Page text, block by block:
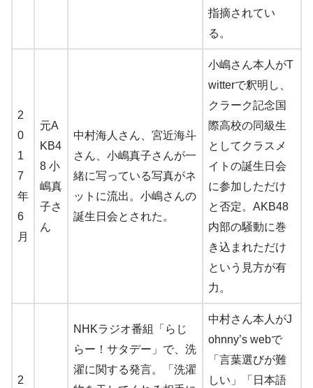
指摘されてい
る。
2
0
1
7
年
6
月
元A
KB4
8 小
嶋真
子さ
ん
中村海人さん、宮近海斗
さん、小嶋真子さんが一
緒に写っている写真がネ
ットに流出。小嶋さんの
誕生日会とされた。
小嶋さん本人がT
witterで釈明し、
クラーク記念国
際高校の同級生
としてクラスメ
イトの誕生日会
に参加しただけ
と否定。AKB48
内部の騒動に巻
き込まれただけ
という見方が有
力。
2
NHKラジオ番組「らじ
らー！サタデー」で、洗
濯に関する発言。「洗濯
中村さん本人がJ
ohnny’s webで
「言葉選びが難
しい」「日本語